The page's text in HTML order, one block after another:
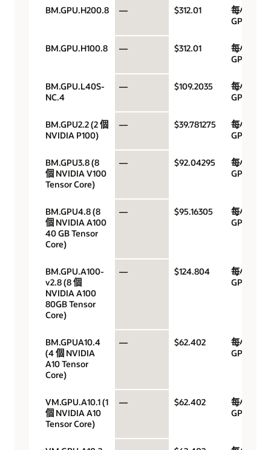
BM.GPU.H200.8 — $312.01
每小時
GPU
BM.GPU.H100.8 — $312.01
每小時
GPU
BM.GPU.L40S-
NC.4
— $109.2035
每小時
GPU
BM.GPU2.2 (2 個
NVIDIA P100)
— $39.781275
每小時
GPU
BM.GPU3.8 (8
個 NVIDIA V100
Tensor Core)
— $92.04295
每小時
GPU
BM.GPU4.8 (8
個 NVIDIA A100
40 GB Tensor
Core)
— $95.16305
每小時
GPU
BM.GPU.A100-
v2.8 (8 個
NVIDIA A100
80GB Tensor
Core)
— $124.804
每小時
GPU
BM.GPUA10.4
(4 個 NVIDIA
A10 Tensor
Core)
— $62.402
每小時
GPU
VM.GPU.A10.1 (1
個 NVIDIA A10
Tensor Core)
— $62.402
每小時
GPU